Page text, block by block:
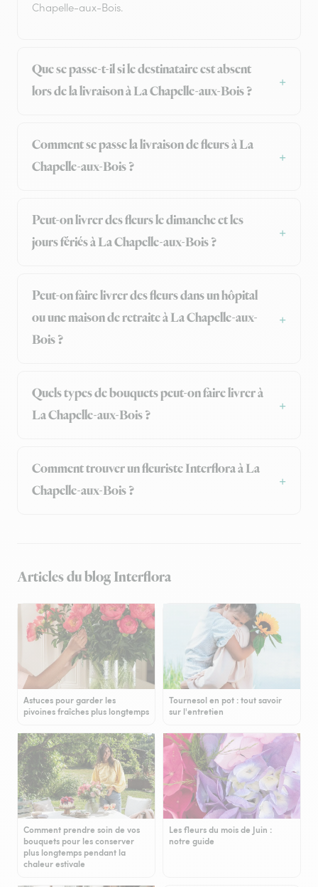
Chapelle-aux-Bois.
Que se passe-t-il si le destinataire est absent
lors de la livraison à La Chapelle-aux-Bois ?
Comment se passe la livraison de fleurs à La
Chapelle-aux-Bois ?
Peut-on livrer des fleurs le dimanche et les
jours fériés à La Chapelle-aux-Bois ?
Peut-on faire livrer des fleurs dans un hôpital
ou une maison de retraite à La Chapelle-aux-
Bois ?
Quels types de bouquets peut-on faire livrer à
La Chapelle-aux-Bois ?
Comment trouver un fleuriste Interflora à La
Chapelle-aux-Bois ?
Articles du blog Interflora
Astuces pour garder les
pivoines fraîches plus longtemps
Tournesol en pot : tout savoir
sur l'entretien
Comment prendre soin de vos
bouquets pour les conserver
plus longtemps pendant la
chaleur estivale
Les fleurs du mois de Juin :
notre guide